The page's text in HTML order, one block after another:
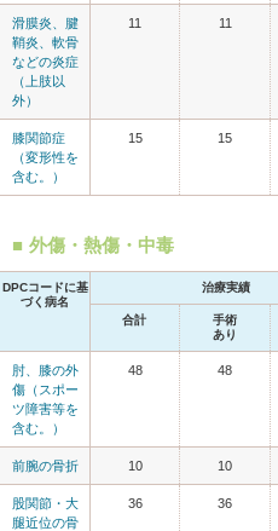
滑膜炎、腱
鞘炎、軟骨
などの炎症
（上肢以
外）
11 11
膝関節症
（変形性を
含む。）
15 15
外傷・熱傷・中毒
DPCコードに基
づく病名
治療実績
合計
手術
あり
肘、膝の外
傷（スポー
ツ障害等を
含む。）
48 48
前腕の骨折 10 10
股関節・大
腿近位の骨
36 36